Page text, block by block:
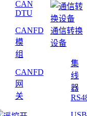
CAN
DTU
CANFD
模
组
CANFD
网
关
通信转换
设备
集
线
器